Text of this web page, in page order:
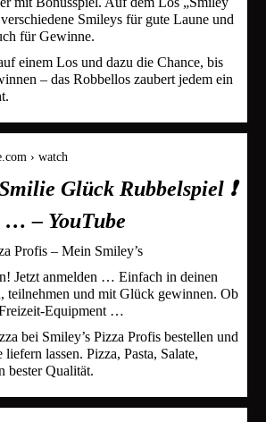
Smileys für gute Laune und
für Gewinne.
einem Los und dazu die Chance, bis
– das Robbellos zaubert jedem ein
› watch
Glück Rubbelspiel ❗
… – YouTube
Profis – Mein Smiley’s
Jetzt anmelden … Einfach in deinen
teilnehmen und mit Glück gewinnen. Ob
Equipment …
bei Smiley’s Pizza Profis bestellen und
lassen. Pizza, Pasta, Salate,
bester Qualität.